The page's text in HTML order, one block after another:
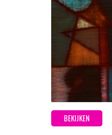
BEKIJKEN